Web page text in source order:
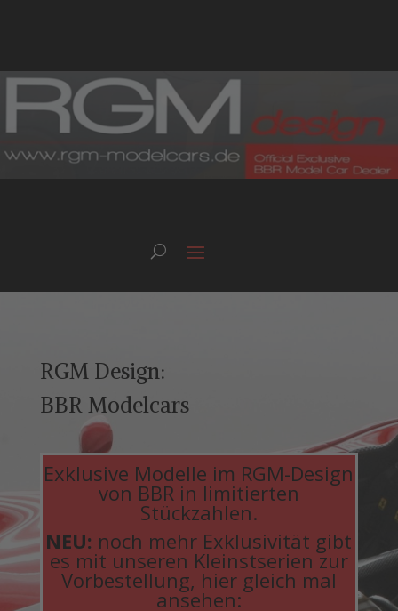
RGM Design:
BBR Modelcars
Exklusive Modelle im RGM-Design
von BBR in limitierten
Stückzahlen.
NEU: noch mehr Exklusivität gibt
es mit unseren Kleinstserien zur
Vorbestellung, hier gleich mal
ansehen: